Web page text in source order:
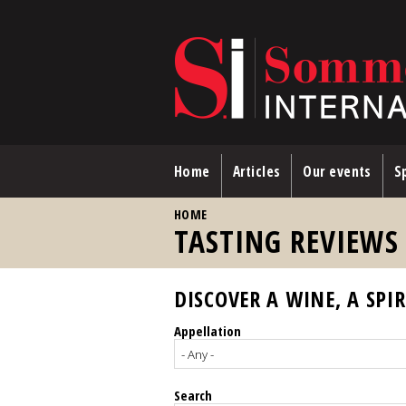
Home Articles Our events
HOME
TASTING REVIEWS
DISCOVER A WINE, A
Appellation
Search